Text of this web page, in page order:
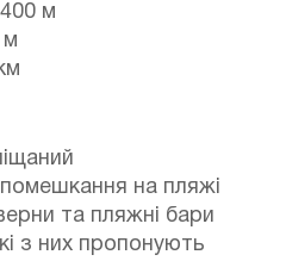
м
м
на пляжі
та пляжні бари
з них пропонують